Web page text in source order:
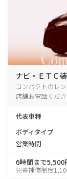
ナビ・ＥＴＣ
コンパクトのレ
店舗お電話くださ
代表車種
ボディタイプ
営業時間
6時間まで5,500
免責補償制度